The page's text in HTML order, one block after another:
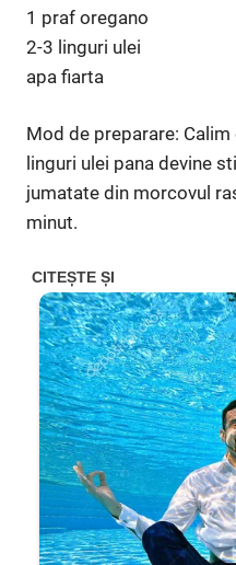
1 praf oregano
2-3 linguri ulei
apa fiarta
Mod de preparare:
linguri ulei pana devine
jumatate din morcovul
minut.